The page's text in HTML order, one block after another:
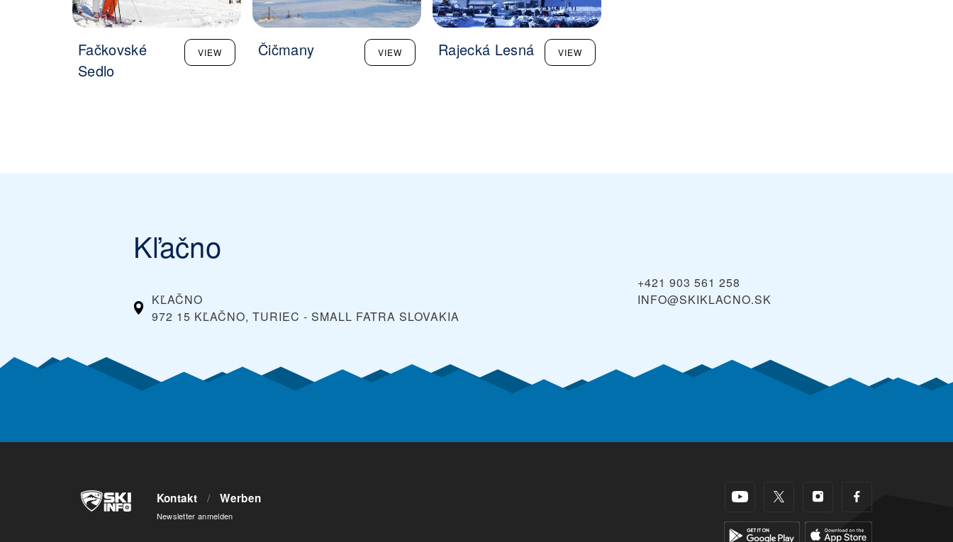
Fačkovské
Sedlo
VIEW Čičmany VIEW Rajecká Lesná VIEW
Kľačno
KĽAČNO
972 15 KĽAČNO, TURIEC - SMALL FATRA SLOVAKIA
+421 903 561 258
INFO@SKIKLACNO.SK
Kontakt / Werben
Newsletter anmelden